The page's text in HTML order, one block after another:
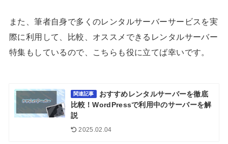
また、筆者自身で多くのレンタルサーバーサービスを実
際に利用して、比較、オススメできるレンタルサーバー
特集もしているので、こちらも役に立てば幸いです。
関連記事
おすすめレンタルサーバーを徹底
比較！WordPressで利用中のサーバーを解
説
2025.02.04